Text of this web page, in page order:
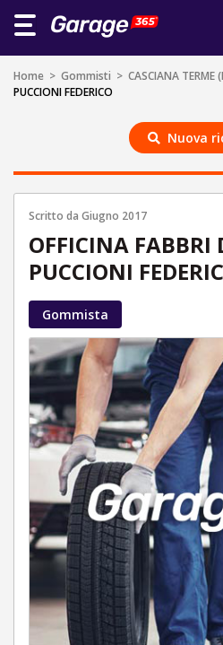
Home > Gommisti > CASCIANA TERME
PUCCIONI FEDERICO
Nuova
Scritto da Giugno 2017
OFFICINA FABBRI
PUCCIONI
Gommista